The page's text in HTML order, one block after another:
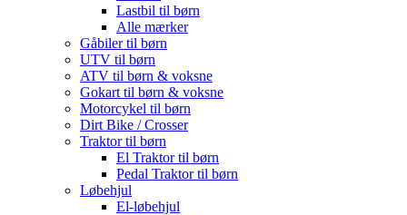
Lastbil til børn
Alle mærker
Gåbiler til børn
UTV til børn
ATV til børn & voksne
Gokart til børn & voksne
Motorcykel til børn
Dirt Bike / Crosser
Traktor til børn
El Traktor til børn
Pedal Traktor til børn
Løbehjul
El-løbehjul